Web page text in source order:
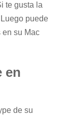
te gusta la
puede
en su Mac
en
de su